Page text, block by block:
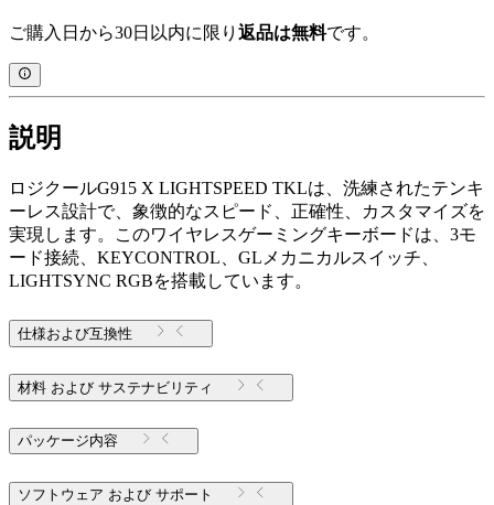
ご購入日から30日以内に限り 返品は無料です。
説明
ロジクールG915 X LIGHTSPEED TKLは、洗練されたテンキ
ーレス設計で、象徴的なスピード、正確性、カスタマイズを
実現します。このワイヤレスゲーミングキーボードは、3モ
ード接続、KEYCONTROL、GLメカニカルスイッチ、
LIGHTSYNC RGBを搭載しています。
仕様および互換性
材料 および サステナビリティ
パッケージ内容
ソフトウェア および サポート